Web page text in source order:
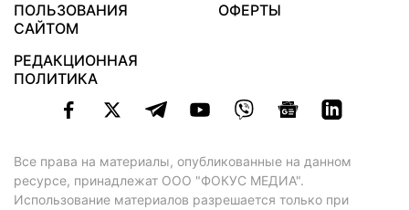
ПОЛЬЗОВАНИЯ
САЙТОМ
ОФЕРТЫ
РЕДАКЦИОННАЯ
ПОЛИТИКА
Все права на материалы, опубликованные на данном
ресурсе, принадлежат ООО "ФОКУС МЕДИА".
Использование материалов разрешается только при